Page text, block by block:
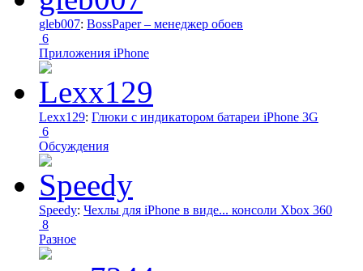
gleb007: BossPaper – менеджер обоев
6
Приложения iPhone
Lexx129: Глюки с индикатором батареи iPhone 3G
6
Обсуждения
Speedy: Чехлы для iPhone в виде... консоли Xbox 360
8
Разное